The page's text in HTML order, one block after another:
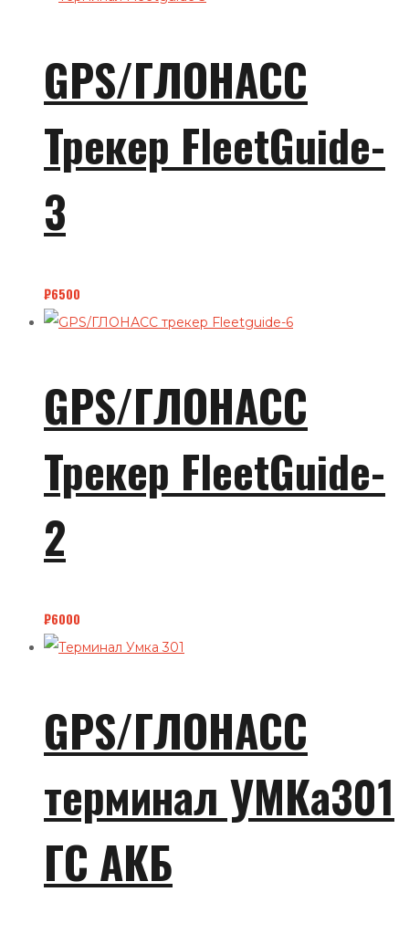
GPS/ГЛОНАСС
Трекер FleetGuide-
3
₽6500
GPS/ГЛОНАСС
Трекер FleetGuide-
2
₽6000
GPS/ГЛОНАСС
терминал УМКа301
ГС АКБ